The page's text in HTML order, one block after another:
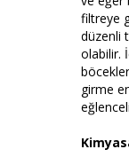
filtreye
düzenli
olabilir.
girme